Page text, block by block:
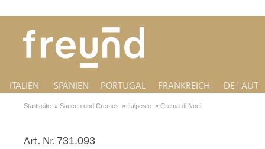
ITALIEN SPANIEN PORTUGAL FRANKREICH DE | AUT
Startseite » Saucen und Cremes » Italpesto »Crema di Noci
Art. Nr. 731.093